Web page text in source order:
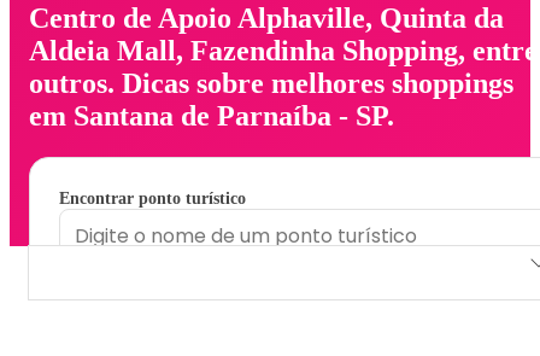
Centro de Apoio Alphaville, Quinta da
Aldeia Mall, Fazendinha Shopping, entre
outros. Dicas sobre melhores shoppings
em Santana de Parnaíba - SP.
Encontrar ponto turístico